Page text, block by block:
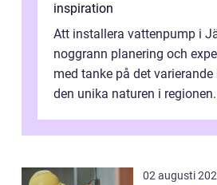
inspiration
Att installera vattenpump i
noggrann planering och
med tanke på det
den unika naturen i
02 augusti